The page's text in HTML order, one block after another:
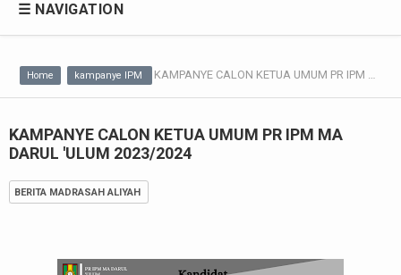
☰ NAVIGATION
Home kampanye IPM KAMPANYE CALON KETUA UMUM PR IPM MA DARUL 'ULUM 2023/2024
KAMPANYE CALON KETUA UMUM PR IPM MA
DARUL 'ULUM 2023/2024
BERITA MADRASAH ALIYAH